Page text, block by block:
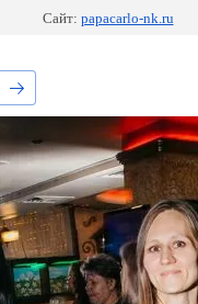
Сайт: papacarlo-nk.ru